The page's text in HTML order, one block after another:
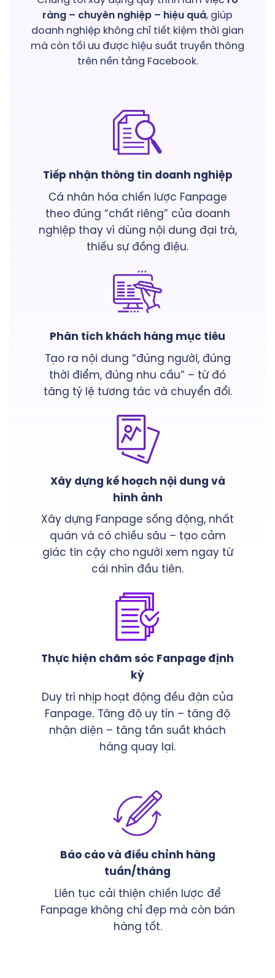
ràng – chuyên nghiệp – hiệu quả, giúp
doanh nghiệp không chỉ tiết kiệm thời gian
mà còn tối ưu được hiệu suất truyền thông
trên nền tảng Facebook.
Tiếp nhận thông tin doanh nghiệp
Cá nhân hóa chiến lược Fanpage
theo đúng “chất riêng” của doanh
nghiệp thay vì dùng nội dung đại trà,
thiếu sự đồng điệu.
Phân tích khách hàng mục tiêu
Tạo ra nội dung “đúng người, đúng
thời điểm, đúng nhu cầu” – từ đó
tăng tỷ lệ tương tác và chuyển đổi.
Xây dựng kế hoạch nội dung và
hình ảnh
Xây dựng Fanpage sống động, nhất
quán và có chiều sâu – tạo cảm
giác tin cậy cho người xem ngay từ
cái nhìn đầu tiên.
Thực hiện chăm sóc Fanpage định
kỳ
Duy trì nhịp hoạt động đều đặn của
Fanpage. Tăng độ uy tín – tăng độ
nhận diện – tăng tần suất khách
hàng quay lại.
Báo cáo và điều chỉnh hàng
tuần/tháng
Liên tục cải thiện chiến lược để
Fanpage không chỉ đẹp mà còn bán
hàng tốt.